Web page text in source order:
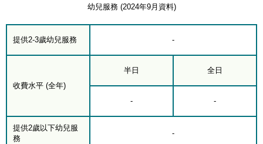
幼兒服務 (2024年9月資料)
提供2-3歲幼兒服務 -
收費水平 (全年)
半日 全日
- -
提供2歲以下幼兒服
務
-